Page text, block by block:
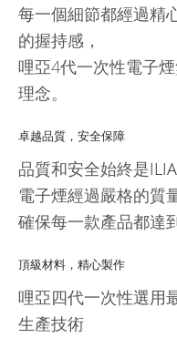
每一個細節都經過精
的握持感，
哩亞4代一次性電子
理念。
卓越品質，安全保障
品質和安全始終是ILIA
電子煙經過嚴格的質
確保每一款產品都達
頂級材料，精心製作
哩亞四代一次性選用
生產技術